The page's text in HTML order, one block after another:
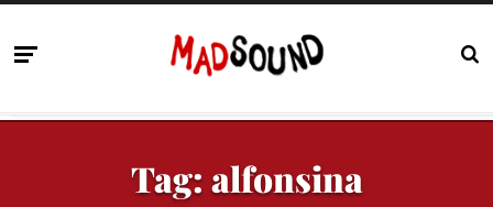
Tag: alfonsina